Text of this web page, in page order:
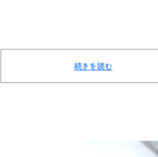
続きを読む